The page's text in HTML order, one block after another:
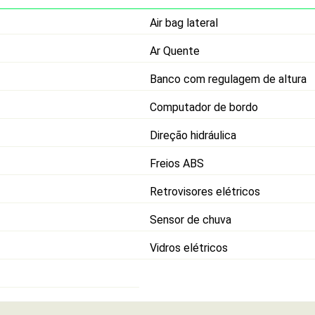
Air bag lateral
Ar Quente
Banco com regulagem de altura
Computador de bordo
Direção hidráulica
Freios ABS
Retrovisores elétricos
Sensor de chuva
Vidros elétricos